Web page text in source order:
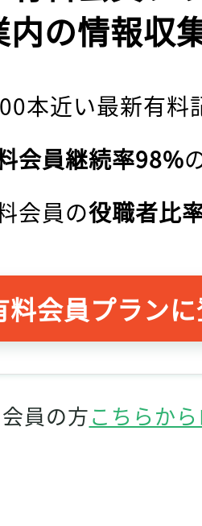
内の情報収
本近い最新有料
会員継続率98%
会員の役職者比
料会員プラン
会員の方こちらか